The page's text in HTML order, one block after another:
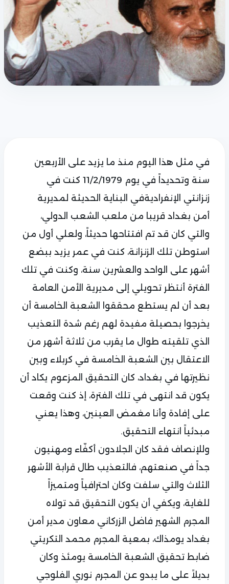
في مثل هذا اليوم منذ ما يزيد على الأربعين
سنة وتحديداً في يوم 11/2/1979 كنت في
زنزانتي الإنفراديةفي البناية الحديثة لمديرية
أمن بغداد قريبا من ملعب الشعب الدولي،
والتي كان قد تم افتتاحها حديثاً، ولعلي أول من
استوطن تلك الزنزانة، كنت في عمر يزيد ببضع
أشهر على الواحد والعشرين سنة، وكنت في تلك
الفترة أنتظر تحويلي إلى مديرية الأمن العامة
بعد أن لم يستطع محققوا الشعبة الخامسة أن
يخرجوا بحصيلة مفيدة لهم رغم شدة التعذيب
الذي تلقيته طوال ما يقرب من ثلاثة أشهر من
الاعتقال بين الشعبة الخامسة في كربلاء وبين
نظيرتها في بغداد، كان التحقيق المزعوم يكاد أن
يكون قد انتهى في تلك الفترة، إذ كنت وقعت
على إفادة وأنا مغمض العينين، وهذا يعني
مبدئياً انتهاء التحقيق.
وللإنصاف فقد كان الجلادون أكفّاء ومهنيون
جداً في صنعتهم، فالتعذيب طال قرابة الأشهر
الثلاث والتي سلفت وكان احترافياً ومتميزاً
للغاية، ويكفي أن يكون التحقيق قد تولاه
المجرم الشهير فاضل الزركاني معاون مدير أمن
بغداد يومذاك، بمعية المجرم محمد التكريتي
ضابط تحقيق الشعبة الخامسة يومئذ وكان
بديلاً على ما يبدو عن المجرم نوري الفلوجي